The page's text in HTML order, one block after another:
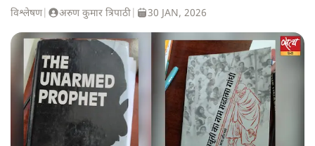
विश्लेषण| अरुण कुमार त्रिपाठी 30 JAN, 2026